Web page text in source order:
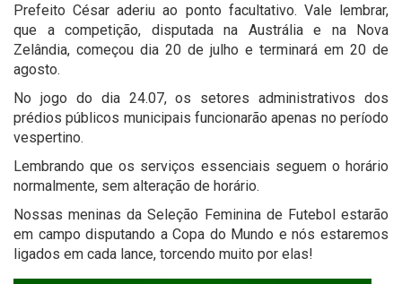
Prefeito César aderiu ao ponto facultativo. Vale lembrar,
que a competição, disputada na Austrália e na Nova
Zelândia, começou dia 20 de julho e terminará em 20 de
agosto.
No jogo do dia 24.07, os setores administrativos dos
prédios públicos municipais funcionarão apenas no período
vespertino.
Lembrando que os serviços essenciais seguem o horário
normalmente, sem alteração de horário.
Nossas meninas da Seleção Feminina de Futebol estarão
em campo disputando a Copa do Mundo e nós estaremos
ligados em cada lance, torcendo muito por elas!